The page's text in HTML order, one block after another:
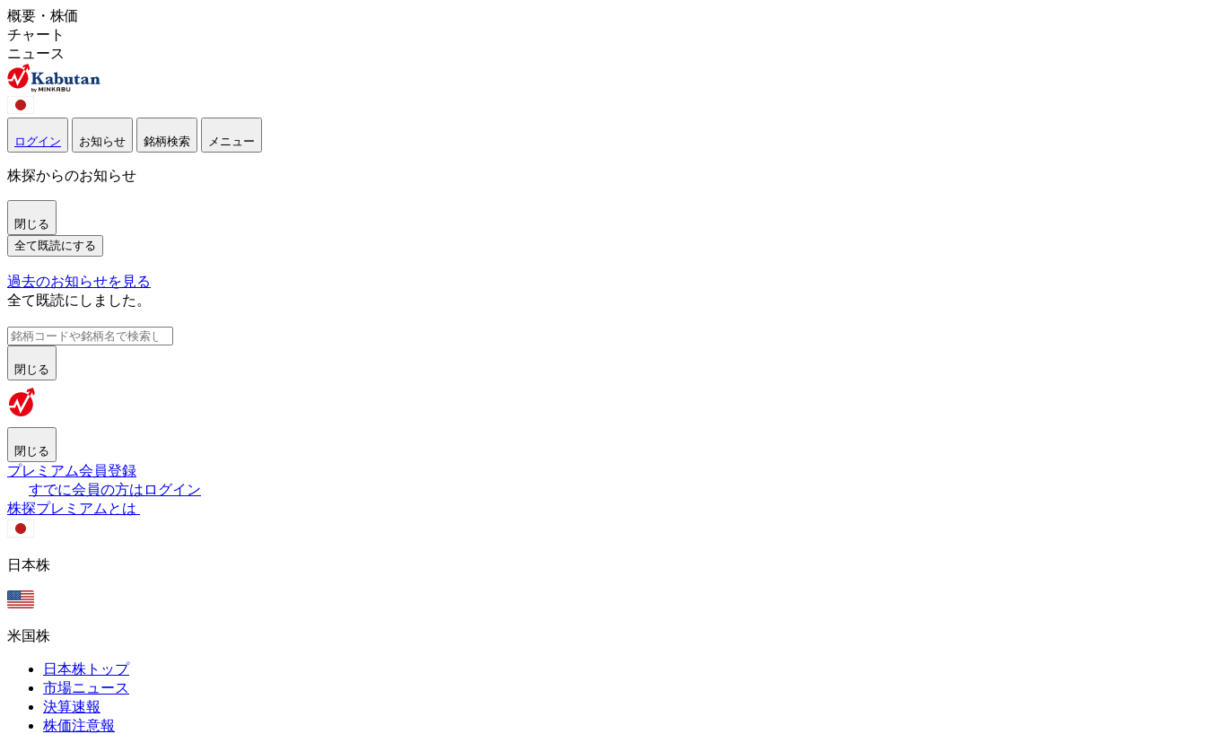
概要・株価
チャート
ニュース
ログイン お知らせ 銘柄検索 メニュー
株探からのお知らせ
閉じる
全て既読にする
過去のお知らせを見る
全て既読にしました。
閉じる
閉じる
プレミアム会員登録
すでに会員の方はログイン
株探プレミアムとは
日本株
米国株
日本株トップ
市場ニュース
決算速報
株価注意報